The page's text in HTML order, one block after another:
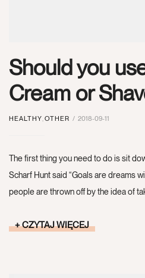
Should you
Cream or
HEALTHY,OTHER 2018-09-11
The first thing you need to do is sit
Scharf Hunt said “Goals are dreams
people are thrown off by the idea of
CZYTAJ WIĘCEJ